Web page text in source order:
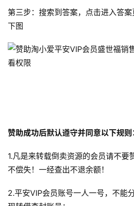
第三步：搜索到答案，点击进入答
下图
赞助成功后默认遵守并同意以下规则
1.凡是来转载倒卖资源的会员请不要
不偿失！一经查出不退余额！
2.平安VIP会员账号一人一号，不能